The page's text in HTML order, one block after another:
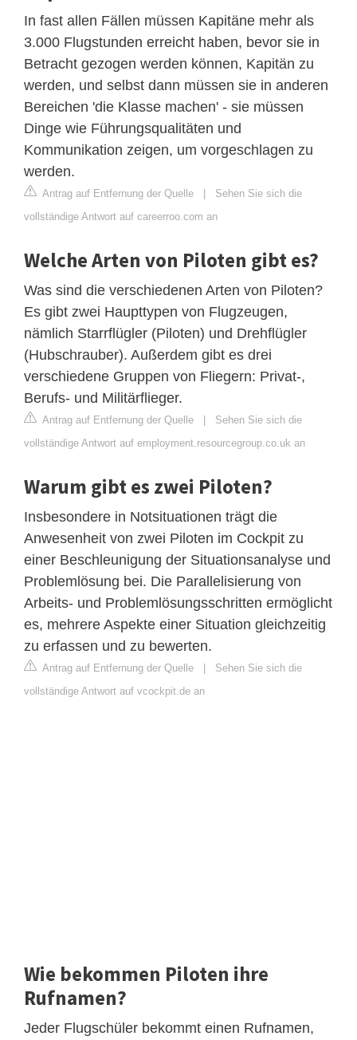
In fast allen Fällen müssen Kapitäne mehr als
3.000 Flugstunden erreicht haben, bevor sie in
Betracht gezogen werden können, Kapitän zu
werden, und selbst dann müssen sie in anderen
Bereichen 'die Klasse machen' - sie müssen
Dinge wie Führungsqualitäten und
Kommunikation zeigen, um vorgeschlagen zu
werden.
Antrag auf Entfernung der Quelle | Sehen Sie sich die
vollständige Antwort auf careerroo.com an
Welche Arten von Piloten gibt es?
Was sind die verschiedenen Arten von Piloten?
Es gibt zwei Haupttypen von Flugzeugen,
nämlich Starrflügler (Piloten) und Drehflügler
(Hubschrauber). Außerdem gibt es drei
verschiedene Gruppen von Fliegern: Privat-,
Berufs- und Militärflieger.
Antrag auf Entfernung der Quelle | Sehen Sie sich die
vollständige Antwort auf employment.resourcegroup.co.uk an
Warum gibt es zwei Piloten?
Insbesondere in Notsituationen trägt die
Anwesenheit von zwei Piloten im Cockpit zu
einer Beschleunigung der Situationsanalyse und
Problemlösung bei. Die Parallelisierung von
Arbeits- und Problemlösungsschritten ermöglicht
es, mehrere Aspekte einer Situation gleichzeitig
zu erfassen und zu bewerten.
Antrag auf Entfernung der Quelle | Sehen Sie sich die
vollständige Antwort auf vcockpit.de an
Wie bekommen Piloten ihre
Rufnamen?
Jeder Flugschüler bekommt einen Rufnamen,